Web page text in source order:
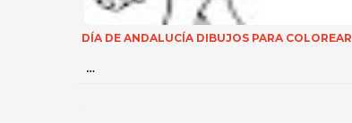
DÍA DE ANDALUCÍA DIBUJOS PARA COLOREAR
…